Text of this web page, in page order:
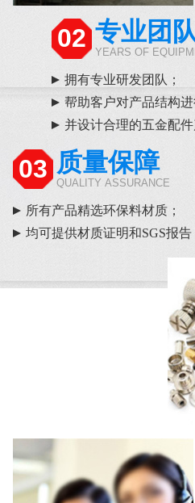
02 专业团
YEARS OF
拥有专业研发团队；
帮助客户对产品结构进
并设计合理的五金配件
03 质量保障
QUALITY ASSURANCE
所有产品精选环保料材质；
均可提供材质证明和SGS报告